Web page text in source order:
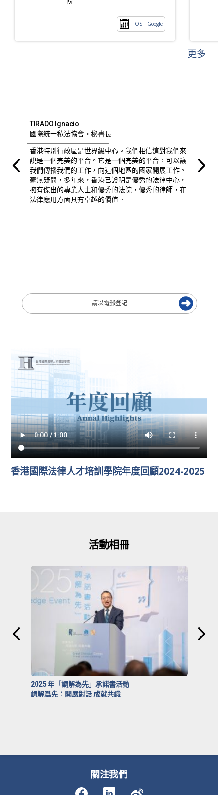
iOS | Google
更多
TIRADO Ignacio
國際統一私法協會・秘書長
香港特別行政區是世界級中心。我們相信這對我們來
說是一個完美的平台。它是一個完美的平台，可以讓
我們傳播我們的工作，向這個地區的國家開展工作。
毫無疑問，多年來，香港已證明是優秀的法律中心，
擁有傑出的專業人士和優秀的法院，優秀的律師，在
法律應用方面具有卓越的價值。
香港國際法律人才培訓學院年度回顧2024-2025
活動相冊
2025 年「調解為先」承諾書活動
調解爲先：開展對話 成就共識
關注我們